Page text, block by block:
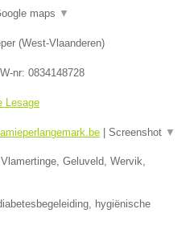
maps ▼
(West-Vlaanderen)
nr: 0834148728
Lesage
Screenshot ▼
Geluveld, Wervik,
hygiënische